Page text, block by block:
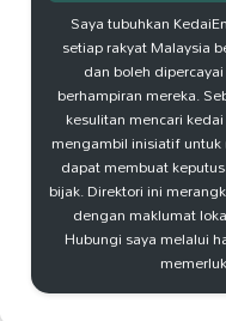
Saya tubuhkan
setiap rakyat Malaysia
dan boleh
berhampiran mereka.
kesulitan mencari
mengambil inisiatif
dapat membuat
bijak. Direktori ini
dengan maklumat
Hubungi saya melalui